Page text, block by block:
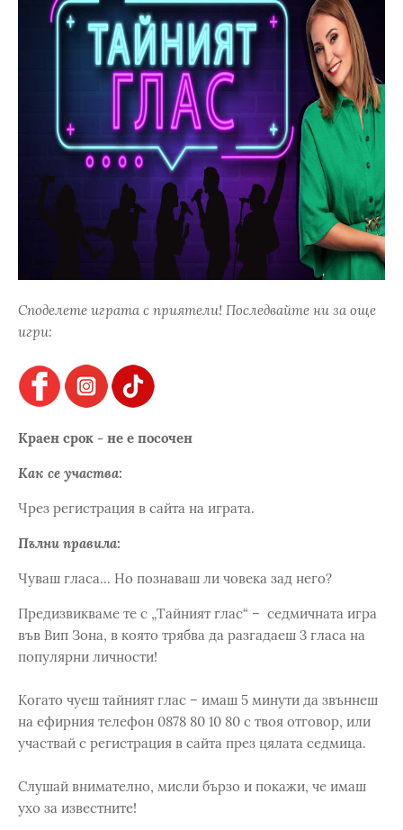
Споделете играта с приятели! Последвайте ни за още
игри:
Краен срок - не е посочен
Как се участва:
Чрез регистрация в сайта на играта.
Пълни правила:
Чуваш гласа... Но познаваш ли човека зад него?
Предизвикваме те с „Тайният глас“ – седмичната игра
във Вип Зона, в която трябва да разгадаеш 3 гласа на
популярни личности!
Когато чуеш тайният глас – имаш 5 минути да звъннеш
на ефирния телефон 0878 80 10 80 с твоя отговор, или
участвай с регистрация в сайта през цялата седмица.
Слушай внимателно, мисли бързо и покажи, че имаш
ухо за известните!